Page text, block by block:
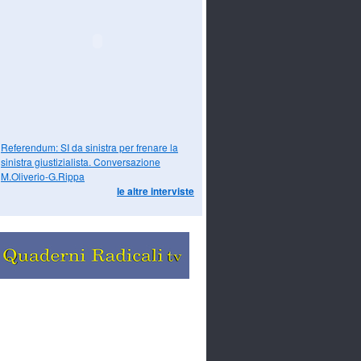
Referendum: SI da sinistra per frenare la
sinistra giustizialista. Conversazione
M.Oliverio-G.Rippa
le altre interviste